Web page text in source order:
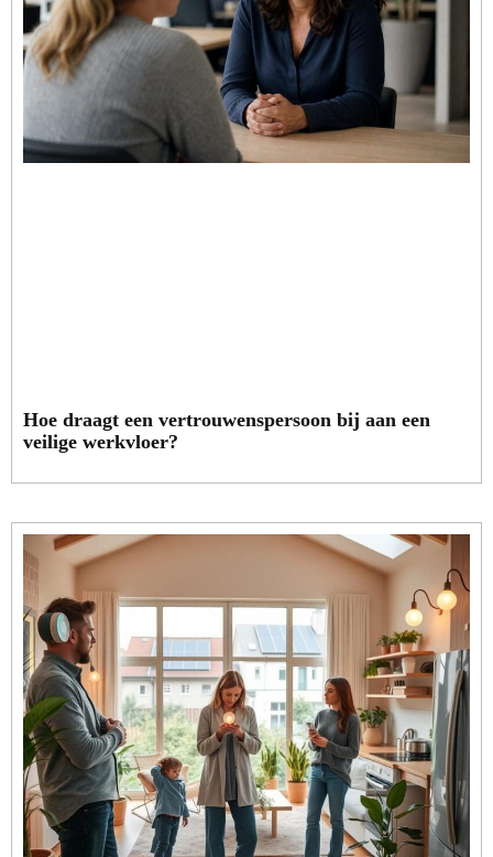
Hoe draagt een vertrouwenspersoon bij aan een
veilige werkvloer?